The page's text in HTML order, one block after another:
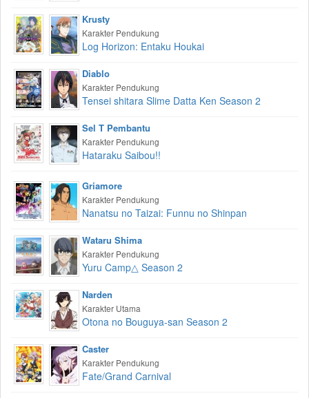
Krusty
Karakter Pendukung
Log Horizon: Entaku Houkai
Diablo
Karakter Pendukung
Tensei shitara Slime Datta Ken Season 2
Sel T Pembantu
Karakter Pendukung
Hataraku Saibou!!
Griamore
Karakter Pendukung
Nanatsu no Taizai: Funnu no Shinpan
Wataru Shima
Karakter Pendukung
Yuru Camp△ Season 2
Narden
Karakter Utama
Otona no Bouguya-san Season 2
Caster
Karakter Pendukung
Fate/Grand Carnival